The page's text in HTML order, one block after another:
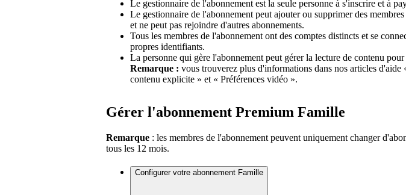
Le gestionnaire de l'abonnement est la seule personne à s'inscrire et à
Le gestionnaire de l'abonnement peut ajouter ou supprimer des
et ne peut pas rejoindre d'autres abonnements.
Tous les membres de l'abonnement ont des comptes distincts et se
propres identifiants.
La personne qui gère l'abonnement peut gérer la lecture de contenu pour
Remarque : vous trouverez plus d'informations dans nos articles d'aide
contenu explicite » et « Préférences vidéo ».
Gérer l'abonnement Premium Famille
Remarque : les membres de l'abonnement peuvent uniquement changer
tous les 12 mois.
Configurer votre abonnement Famille